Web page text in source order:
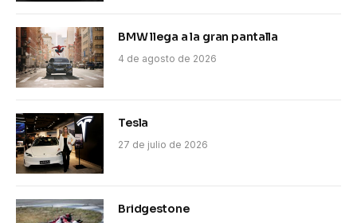
BMW llega a la gran pantalla
4 de agosto de 2026
Tesla
27 de julio de 2026
Bridgestone